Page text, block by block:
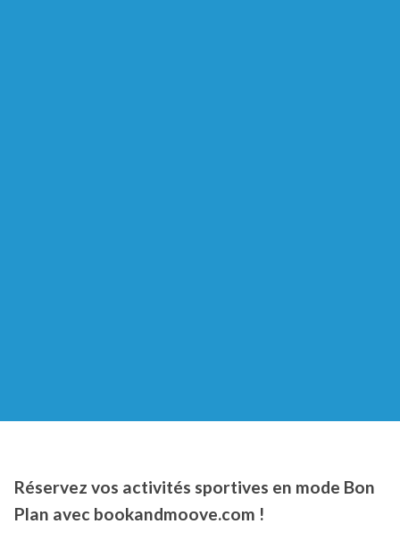
Réservez vos activités sportives en mode Bon
Plan avec bookandmoove.com !